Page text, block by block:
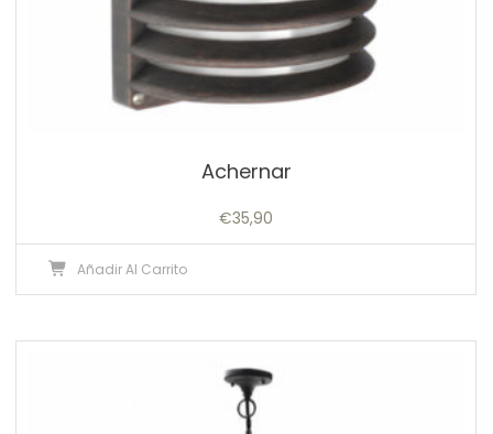
Achernar
€35,90
Añadir Al Carrito